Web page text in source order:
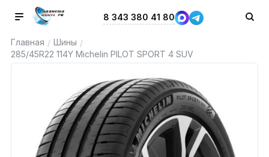
8 343 380 41 80
Главная / Шины /
285/45R22 114Y Michelin PILOT SPORT 4 SUV